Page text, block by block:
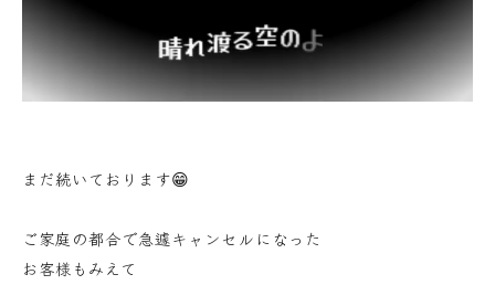
まだ続いております😁
ご家庭の都合で急遽キャンセルになった
お客様もみえて